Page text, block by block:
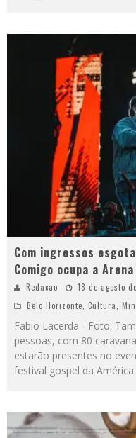
Com ingressos
Comigo ocupa a
Redacao
18 de agosto
Belo Horizonte Cultura
Fabio Lacerda - Foto:
pessoas, com 80
estarão presentes no
festival gospel da